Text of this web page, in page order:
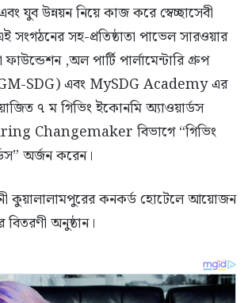
যুব উন্নয়ন নিয়ে কাজ করে স্বেচ্ছাসেবী
সংগঠনের সহ-প্রতিষ্ঠাতা পাভেল সারওয়ার
,অল পার্টি পার্লামেন্টারি গ্রুপ
SDG) এবং MySDG Academy এর
৭ ম গিভিং ইকোনমি অ্যাওয়ার্ডস
Changemaker বিভাগে “গিভিং
অর্জন করেন।
কুয়ালালামপুরের কনকর্ড হোটেলে আয়োজন
অনুষ্ঠান।